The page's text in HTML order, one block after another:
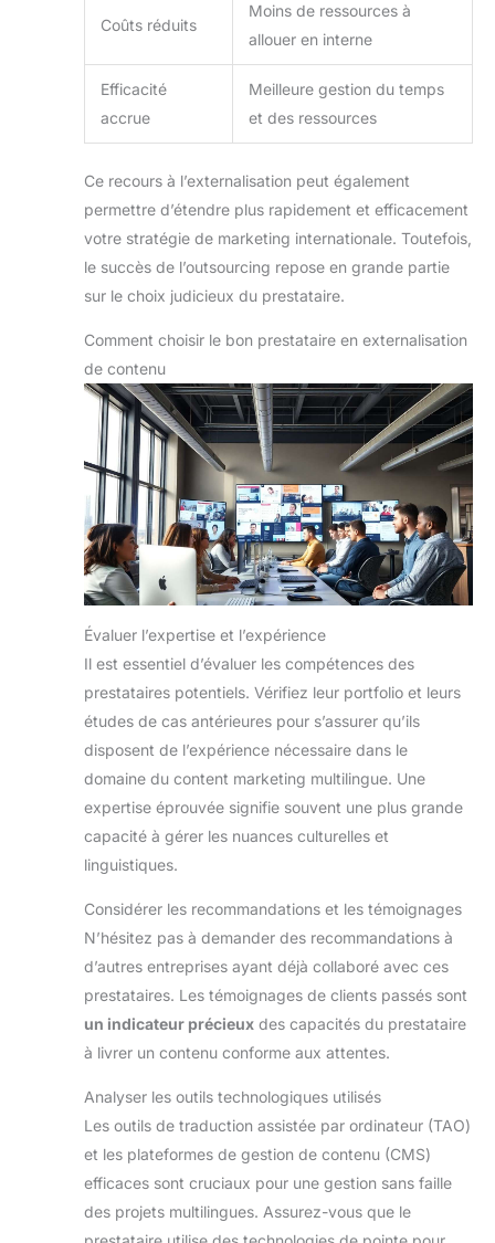
Coûts réduits
Moins de ressources à
allouer en interne
Efficacité
accrue
Meilleure gestion du temps
et des ressources
Ce recours à l’externalisation peut également
permettre d’étendre plus rapidement et efficacement
votre stratégie de marketing internationale. Toutefois,
le succès de l’outsourcing repose en grande partie
sur le choix judicieux du prestataire.
Comment choisir le bon prestataire en externalisation
de contenu
Évaluer l’expertise et l’expérience
Il est essentiel d’évaluer les compétences des
prestataires potentiels. Vérifiez leur portfolio et leurs
études de cas antérieures pour s’assurer qu’ils
disposent de l’expérience nécessaire dans le
domaine du content marketing multilingue. Une
expertise éprouvée signifie souvent une plus grande
capacité à gérer les nuances culturelles et
linguistiques.
Considérer les recommandations et les témoignages
N’hésitez pas à demander des recommandations à
d’autres entreprises ayant déjà collaboré avec ces
prestataires. Les témoignages de clients passés sont
un indicateur précieux des capacités du prestataire
à livrer un contenu conforme aux attentes.
Analyser les outils technologiques utilisés
Les outils de traduction assistée par ordinateur (TAO)
et les plateformes de gestion de contenu (CMS)
efficaces sont cruciaux pour une gestion sans faille
des projets multilingues. Assurez-vous que le